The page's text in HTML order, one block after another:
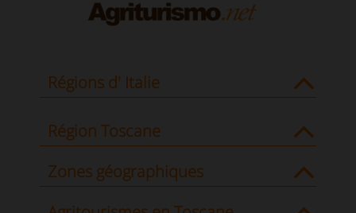
Régions d' Italie
Région Toscane
Zones géographiques